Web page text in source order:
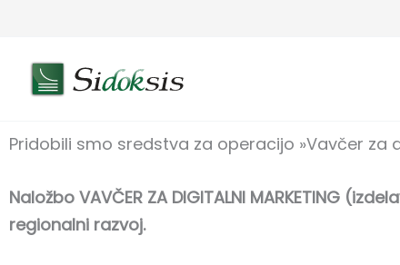
content
Pridobili smo sredstva za operacijo »Vavčer za
Naložbo VAVČER ZA DIGITALNI MARKETING
regionalni razvoj.